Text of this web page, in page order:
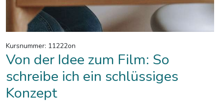
Kursnummer: 11222on
Von der Idee zum Film: So
schreibe ich ein schlüssiges
Konzept